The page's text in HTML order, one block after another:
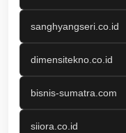
sanghyangseri.co.id
dimensitekno.co.id
bisnis-sumatra.com
siiora.co.id